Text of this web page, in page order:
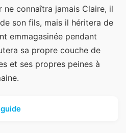
connaîtra jamais Claire, il
son fils, mais il héritera de
emmagasinée pendant
sa propre couche de
et ses propres peines à